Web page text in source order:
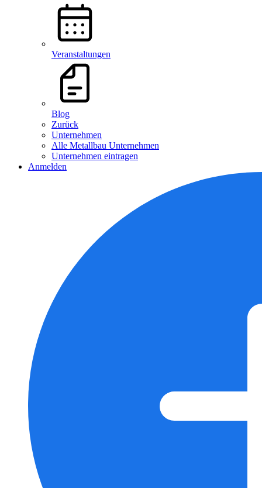
Veranstaltungen
Blog
Zurück
Unternehmen
Alle Metallbau Unternehmen
Unternehmen eintragen
Anmelden